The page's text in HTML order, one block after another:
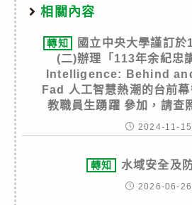
相關內容
轉知
國立中央大學謹訂於
(二)辦理「113年余紀忠
Intelligence: Behind
Fad 人工智慧熱潮的台前
教職員生踴躍 參加，請查
2024-11-15
轉知 水域安全及
2026-06-26